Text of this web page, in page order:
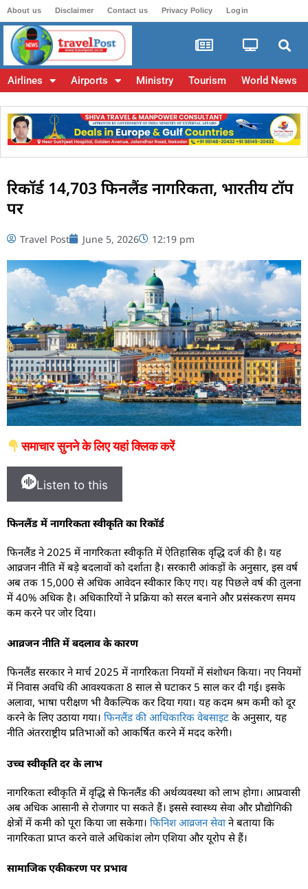
About us Disclaimer Contact us Privacy Policy Login
Airlines Airports Ministry Tourism World News
रिकॉर्ड 14,703 फिनलैंड नागरिकता, भारतीय टॉप
पर
Travel Post June 5, 2026 12:19 pm
समाचार सुनने के लिए यहां क्लिक करें
Listen to this
फिनलैंड में नागरिकता स्वीकृति का रिकॉर्ड
फिनलैंड ने 2025 में नागरिकता स्वीकृति में ऐतिहासिक वृद्धि दर्ज की है। यह
आव्रजन नीति में बड़े बदलावों को दर्शाता है। सरकारी आंकड़ों के अनुसार, इस वर्ष
अब तक 15,000 से अधिक आवेदन स्वीकार किए गए। यह पिछले वर्ष की तुलना
में 40% अधिक है। अधिकारियों ने प्रक्रिया को सरल बनाने और प्रसंस्करण समय
कम करने पर जोर दिया।
आव्रजन नीति में बदलाव के कारण
फिनलैंड सरकार ने मार्च 2025 में नागरिकता नियमों में संशोधन किया। नए नियमों
में निवास अवधि की आवश्यकता 8 साल से घटाकर 5 साल कर दी गई। इसके
अलावा, भाषा परीक्षण भी वैकल्पिक कर दिया गया। यह कदम श्रम कमी को दूर
करने के लिए उठाया गया। फिनलैंड की आधिकारिक वेबसाइट के अनुसार, यह
नीति अंतरराष्ट्रीय प्रतिभाओं को आकर्षित करने में मदद करेगी।
उच्च स्वीकृति दर के लाभ
नागरिकता स्वीकृति में वृद्धि से फिनलैंड की अर्थव्यवस्था को लाभ होगा। आप्रवासी
अब अधिक आसानी से रोजगार पा सकते हैं। इससे स्वास्थ्य सेवा और प्रौद्योगिकी
क्षेत्रों में कमी को पूरा किया जा सकेगा। फिनिश आव्रजन सेवा ने बताया कि
नागरिकता प्राप्त करने वाले अधिकांश लोग एशिया और यूरोप से हैं।
सामाजिक एकीकरण पर प्रभाव